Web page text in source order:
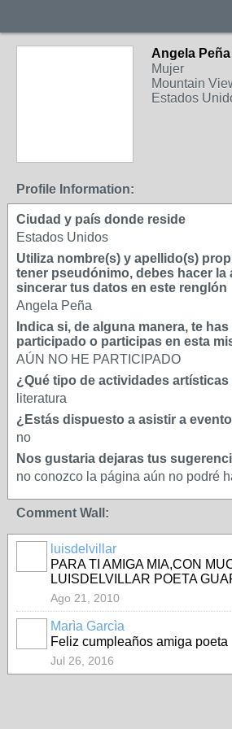
Angela Peña
Mujer
Mountain
Estados
Profile Information:
Ciudad y país donde reside
Estados Unidos
Utiliza nombre(s) y apellido(s)
tener pseudónimo, debes hacer la
sincerar tus datos en este renglón
Angela Peña
Indica si, de alguna manera, te
participado o participas en esta
AÚN NO HE PARTICIPADO
¿Qué tipo de actividades artísticas
literatura
¿Estás dispuesto a asistir a
no
Nos gustaria dejaras tus
no conozco la página aún no podré
Comment Wall:
luisdelvillar
PARA TI AMIGA MIA,CON
LUISDELVILLAR POETA
Ago 21, 2010
Marìa Garcìa
Feliz cumpleaños amiga poeta
Jul 26, 2016